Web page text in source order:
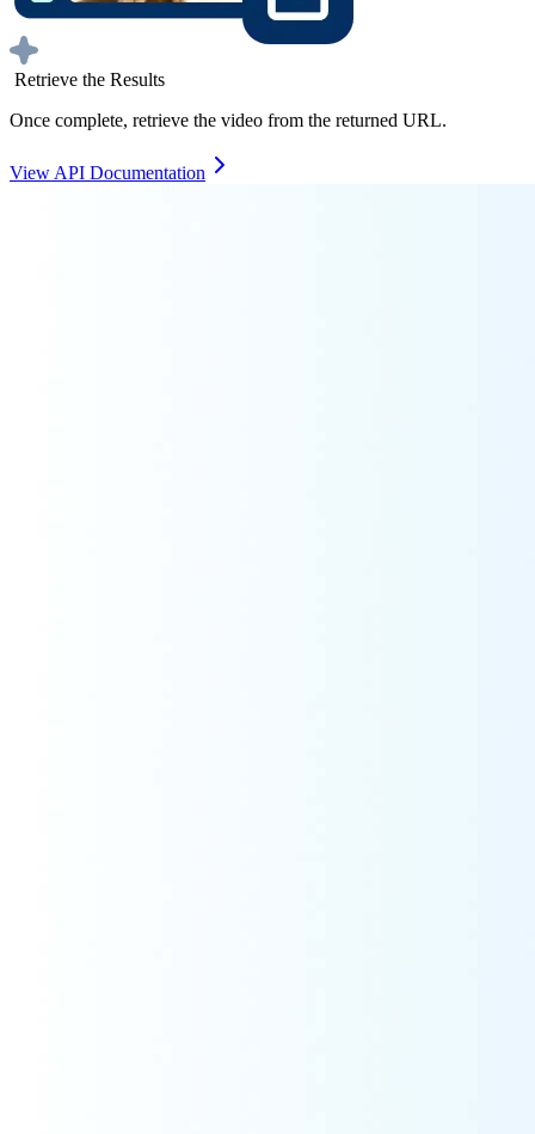
Retrieve the Results
Once complete, retrieve the video from the returned URL.
View API Documentation